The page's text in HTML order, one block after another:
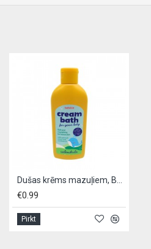
Dušas krēms mazuļiem, BEBILILD 200 ml, - Kalendula
€0.99
Pirkt